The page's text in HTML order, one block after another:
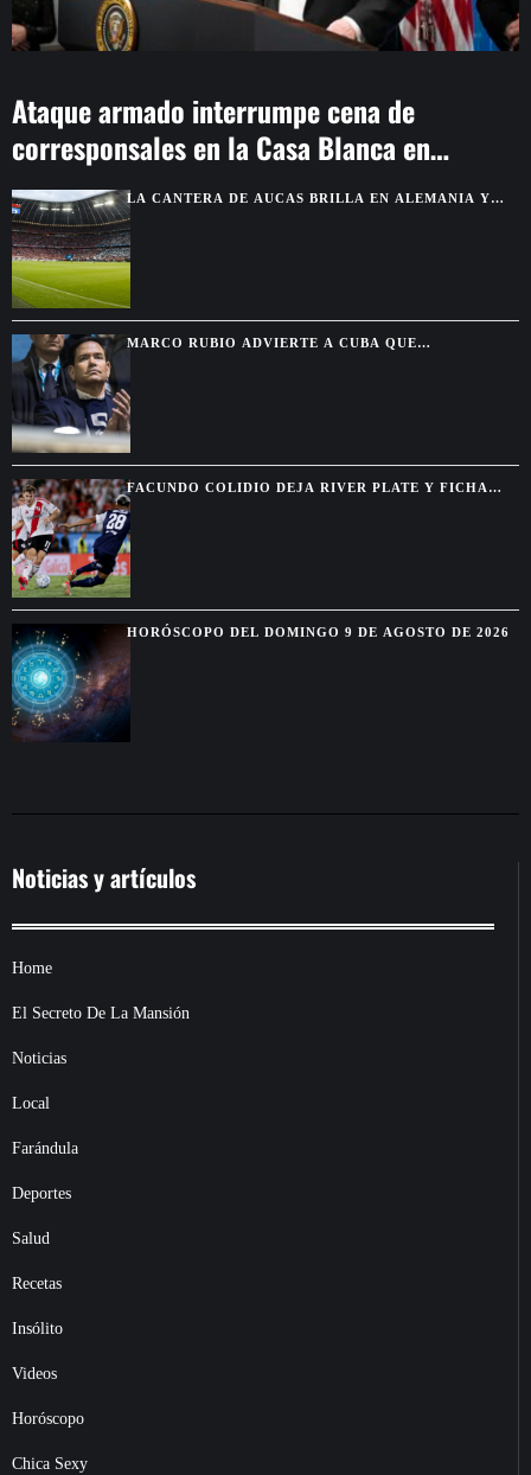
Ataque armado interrumpe cena de
corresponsales en la Casa Blanca en
WashingtonLA CANTERA DE AUCAS BRILLA EN ALEMANIA Y
TERMINA INVICTA FRENTE A GRANDES CLUBES
MARCO RUBIO ADVIERTE A CUBA QUE
FACUNDO COLIDIO DEJA RIVER PLATE Y FICHA
POR VASCO DA GAMA HASTA 2029
HORÓSCOPO DEL DOMINGO 9 DE AGOSTO DE 2026
Noticias y artículos
Home
El Secreto De La Mansión
Noticias
Local
Farándula
Deportes
Salud
Recetas
Insólito
Videos
Horóscopo
Chica Sexy